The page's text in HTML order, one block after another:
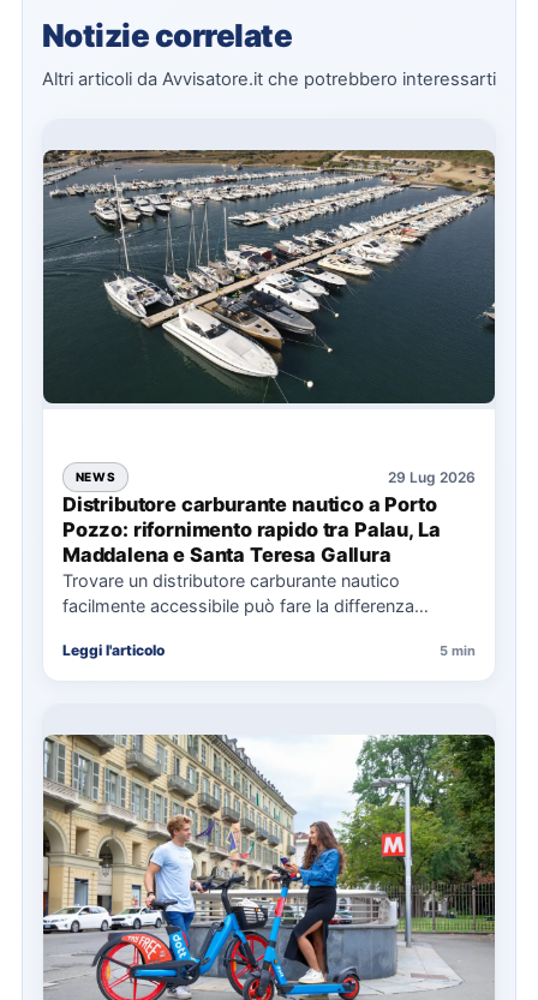
Notizie correlate
Altri articoli da Avvisatore.it che potrebbero interessarti
NEWS 29 Lug 2026
Distributore carburante nautico a Porto
Pozzo: rifornimento rapido tra Palau, La
Maddalena e Santa Teresa Gallura
Trovare un distributore carburante nautico
facilmente accessibile può fare la differenza
soprattutto…
Leggi l'articolo 5 min